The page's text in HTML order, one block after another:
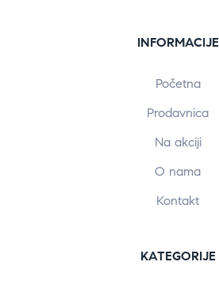
INFORMACIJE
Početna
Prodavnica
Na akciji
O nama
Kontakt
KATEGORIJE